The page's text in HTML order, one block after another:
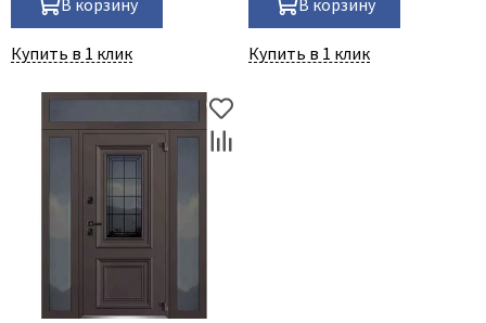
Купить в 1 клик Купить в 1 клик